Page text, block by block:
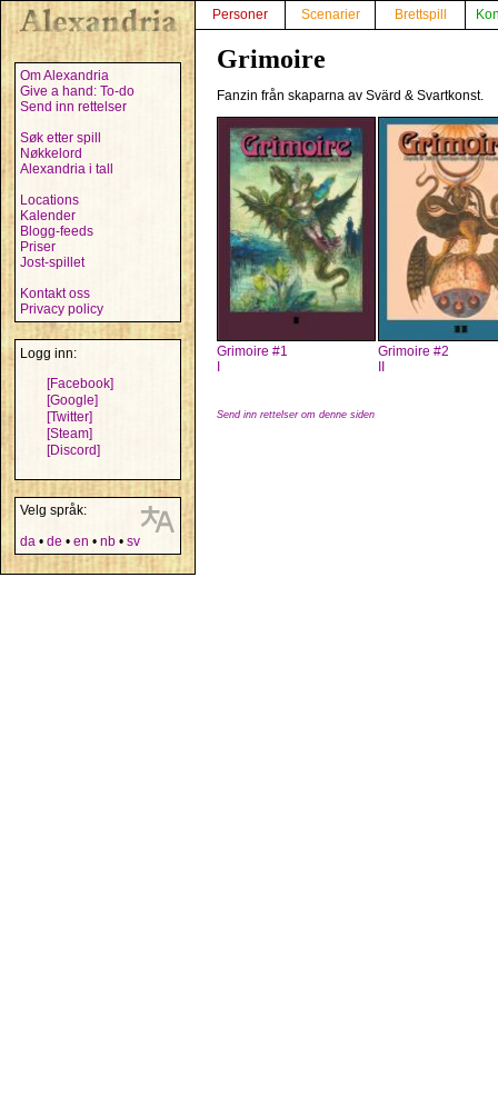
Om Alexandria
Give a hand: To-do
Send inn rettelser
Søk etter spill
Nøkkelord
Alexandria i tall
Locations
Kalender
Blogg-feeds
Priser
Jost-spillet
Kontakt oss
Privacy policy
Logg inn:
[Facebook]
[Google]
[Twitter]
[Steam]
[Discord]
Velg språk:
da • de • en • nb • sv
Personer Scenarier Brettspill
Grimoire
Fanzin från skaparna av Svärd & Svartkonst.
Grimoire #1
Grimoire #2
Send inn rettelser om denne siden